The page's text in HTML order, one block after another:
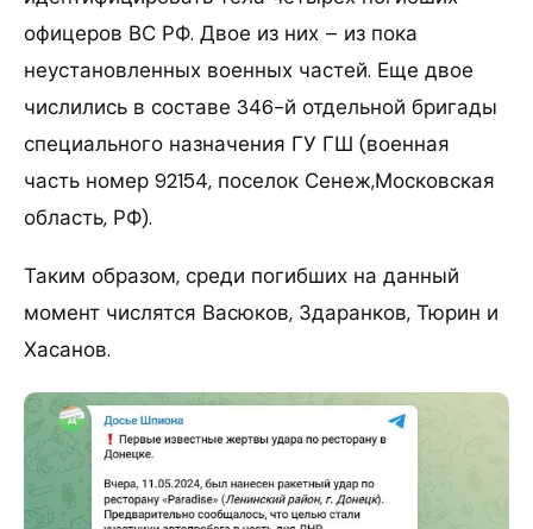
офицеров ВС РФ. Двое из них – из пока
неустановленных военных частей. Еще двое
числились в составе 346-й отдельной бригады
специального назначения ГУ ГШ (военная
часть номер 92154, поселок Сенеж,Московская
область, РФ).
Таким образом, среди погибших на данный
момент числятся Васюков, Здаранков, Тюрин и
Хасанов.